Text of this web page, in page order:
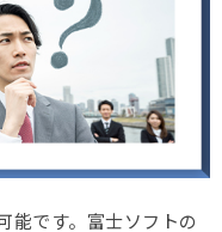
能です。富士ソフトの